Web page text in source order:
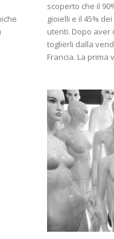
scoperto che il
gioielli e il 45%
utenti. Dopo aver
toglierli dalla
Francia. La